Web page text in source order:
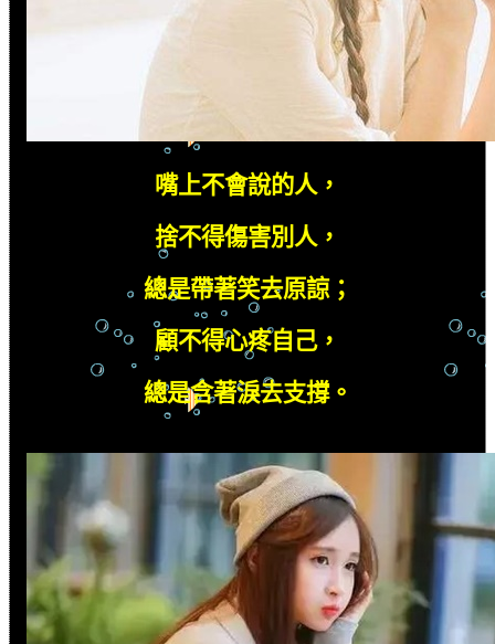
嘴上不會說的人，
捨不得傷害別人，
總是帶著笑去原諒；
顧不得心疼自己，
總是含著淚去支撐。